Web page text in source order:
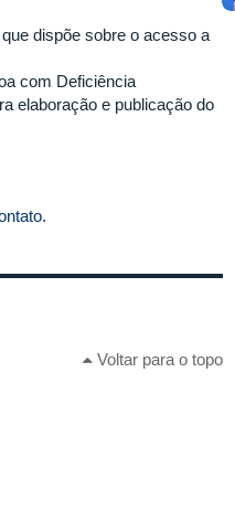
que dispõe sobre o acesso a
com Deficiência
elaboração e publicação do
.
Voltar para o topo